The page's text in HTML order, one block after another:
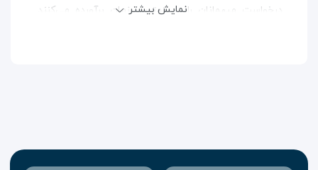
درخواست میهمانان را در کمترین زمان برآورده می‌کنند.
نمایش بیشتر